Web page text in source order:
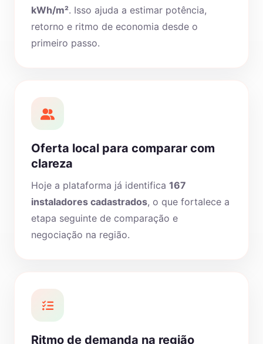
kWh/m². Isso ajuda a estimar potência,
retorno e ritmo de economia desde o
primeiro passo.
Oferta local para comparar com
clareza
Hoje a plataforma já identifica 167
instaladores cadastrados, o que fortalece a
etapa seguinte de comparação e
negociação na região.
Ritmo de demanda na região